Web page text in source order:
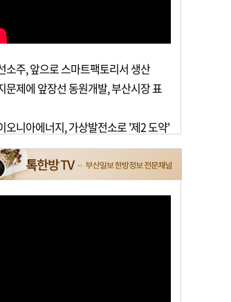
소주, 앞으로 스마트팩토리서 생산
문제에 앞장선 동원개발, 부산시장 표
오니아에너지, 가상발전소로 '제2 도약'